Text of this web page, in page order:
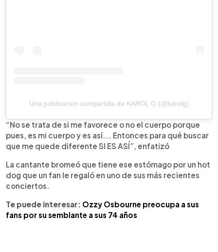
Una publicación compartida de KAROL G (@karolg)
“No se trata de si me favorece o no el cuerpo porque
pues, es mi cuerpo y es así... Entonces para qué buscar
que me quede diferente SI ES ASÍ”, enfatizó
La cantante bromeó que tiene ese estómago por un hot
dog que un fan le regaló en uno de sus más recientes
conciertos.
Te puede interesar: Ozzy Osbourne preocupa a sus
fans por su semblante a sus 74 años